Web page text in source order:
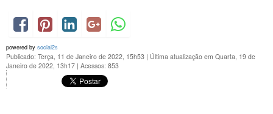
powered by social2s
Publicado: Terça, 11 de Janeiro de 2022, 15h53 | Última atualização em Quarta, 19 de
Janeiro de 2022, 13h17 | Acessos: 853